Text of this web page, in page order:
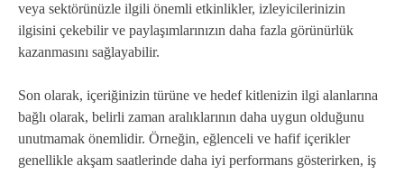
veya sektörünüzle ilgili önemli etkinlikler, izleyicilerinizin
ilgisini çekebilir ve paylaşımlarınızın daha fazla görünürlük
kazanmasını sağlayabilir.
Son olarak, içeriğinizin türüne ve hedef kitlenizin ilgi alanlarına
bağlı olarak, belirli zaman aralıklarının daha uygun olduğunu
unutmamak önemlidir. Örneğin, eğlenceli ve hafif içerikler
genellikle akşam saatlerinde daha iyi performans gösterirken, iş